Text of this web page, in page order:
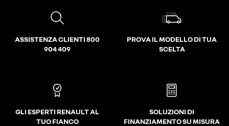
ASSISTENZA CLIENTI 800
904 409
PROVA IL MODELLO DI TUA
SCELTA
GLI ESPERTI RENAULT AL
TUO FIANCO
SOLUZIONI DI
FINANZIAMENTO SU MISURA